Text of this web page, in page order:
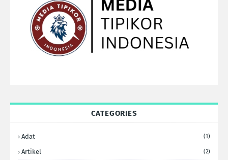
CATEGORIES
Adat (1)
Artikel (2)